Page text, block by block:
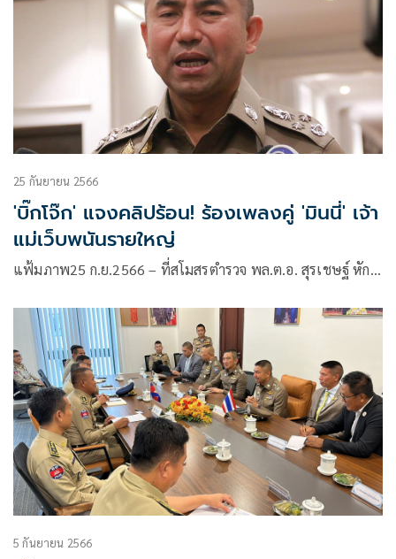
25 กันยายน 2566
'บิ๊กโจ๊ก' แจงคลิปร้อน! ร้องเพลงคู่ 'มินนี่' เจ้า
แม่เว็บพนันรายใหญ่
แฟ้มภาพ25 ก.ย.2566 – ที่สโมสรตำรวจ พล.ต.อ. สุรเชษฐ์ หัก…
5 กันยายน 2566